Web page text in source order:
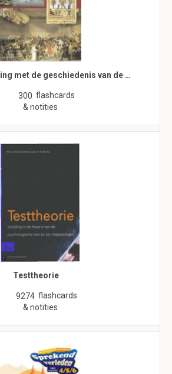
met de geschiedenis van de …
300 flashcards
& notities
Testtheorie
9274 flashcards
& notities